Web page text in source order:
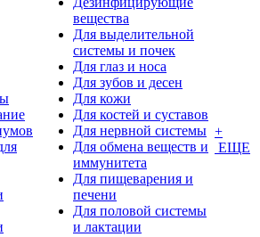
вещества
Для выделительной
системы и почек
Для глаз и носа
Для зубов и десен
Для кожи
Для костей и суставов
Для нервной системы
Для обмена веществ и
иммунитета
Для пищеварения и
печени
Для половой системы
и лактации
+
ЕЩЕ